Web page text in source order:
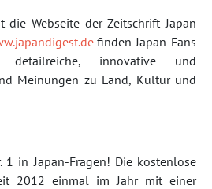
die Webseite der Zeitschrift Japan
finden Japan-Fans
detailreiche, innovative und
Meinungen zu Land, Kultur und
1 in Japan-Fragen! Die kostenlose
2012 einmal im Jahr mit einer